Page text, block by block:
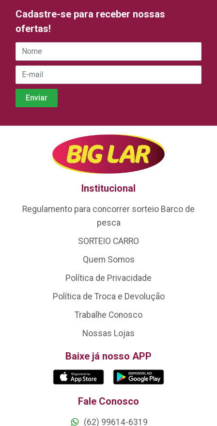
Cadastre-se para receber nossas
ofertas!
Institucional
Regulamento para concorrer sorteio Barco de
pesca
SORTEIO CARRO
Quem Somos
Política de Privacidade
Política de Troca e Devolução
Trabalhe Conosco
Nossas Lojas
Baixe já nosso APP
Fale Conosco
(62) 99614-6319